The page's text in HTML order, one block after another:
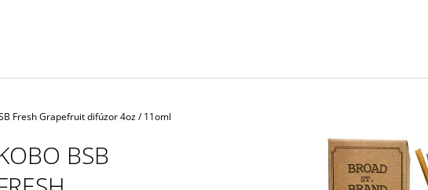
Fresh Grapefruit difúzor 4oz / 11oml
BSB
HERMANOS APOTHECARY VOLUSPA JAPONICA